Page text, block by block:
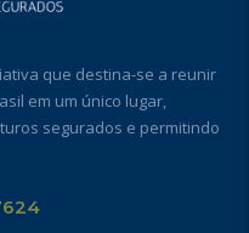
que destina-se a reunir
em um único lugar,
segurados e permitindo